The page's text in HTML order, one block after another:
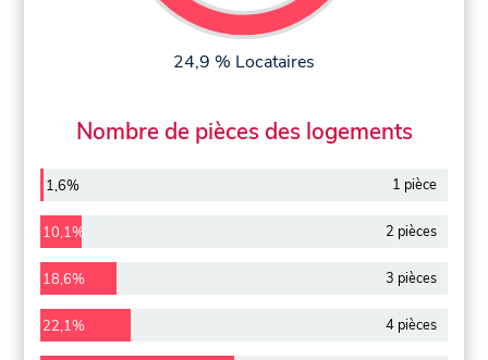
24,9 % Locataires
Nombre de pièces des logements
1,6% 1 pièce
10,1% 2 pièces
18,6% 3 pièces
22,1% 4 pièces